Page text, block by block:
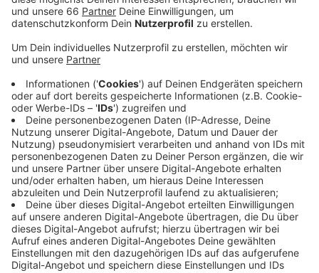
Veröffentlicht:Donnerstag, 19.10.2023 06:06
Anzeige
Pellegrims war bereits zwischen 2001 und 2006 als
Spieler sowie von 2017 bis 2018 als Cheftrainer bei
der DEG tätig. Die DEG liegt in der Deutschen
Eishockey-Liga aktuell auf dem vorletzten Platz.
Anzeige
Weitere Infos und Links zum Thema:
Anzeige